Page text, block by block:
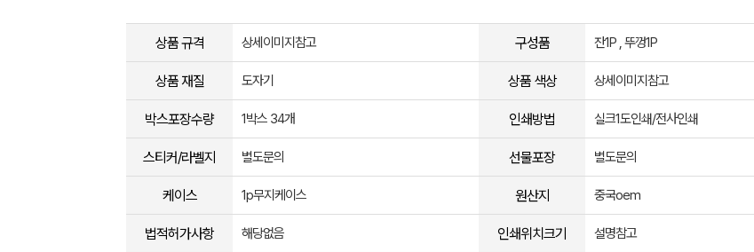
상품 규격 상세이미지참고 구성품 잔1P , 뚜껑1P
상품 재질 도자기 상품 색상 상세이미지참고
박스포장수량 1박스 34개 인쇄방법 실크1도인쇄/전사인쇄
스티커/라벨지 별도문의 선물포장 별도문의
케이스 1p무지케이스 원산지 중국oem
법적허가사항 해당없음 인쇄위치크기 설명참고